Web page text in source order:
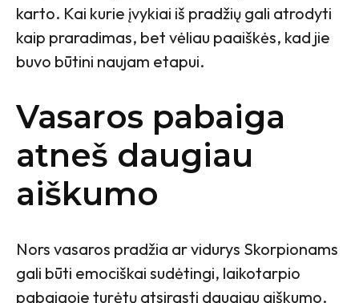
karto. Kai kurie įvykiai iš pradžių gali atrodyti
kaip praradimas, bet vėliau paaiškės, kad jie
buvo būtini naujam etapui.
Vasaros pabaiga
atneš daugiau
aiškumo
Nors vasaros pradžia ar vidurys Skorpionams
gali būti emociškai sudėtingi, laikotarpio
pabaigoje turėtų atsirasti daugiau aiškumo.